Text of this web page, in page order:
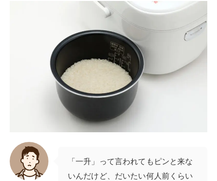
「一升」って言われてもピンと来な
いんだけど、だいたい何人前くらい